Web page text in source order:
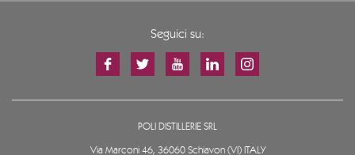
Seguici su:
POLI DISTILLERIE SRL
Via Marconi 46, 36060 Schiavon (VI) ITALY